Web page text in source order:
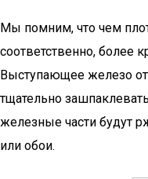
Мы помним, что чем
соответственно, более
Выступающее железо
тщательно
железные части будут
или обои.